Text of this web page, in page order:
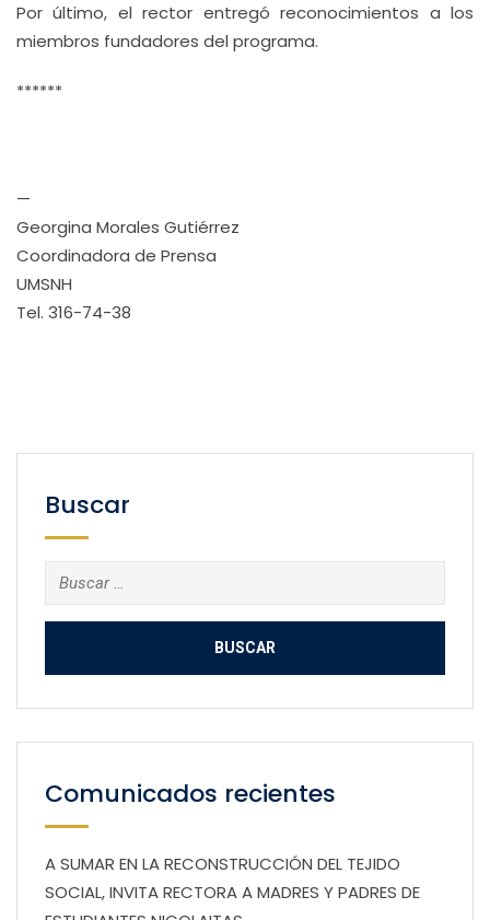
Por último, el rector entregó reconocimientos a los
miembros fundadores del programa.
******
—
Georgina Morales Gutiérrez
Coordinadora de Prensa
UMSNH
Tel. 316-74-38
Buscar
Buscar:
Comunicados recientes
A SUMAR EN LA RECONSTRUCCIÓN DEL TEJIDO
SOCIAL, INVITA RECTORA A MADRES Y PADRES DE